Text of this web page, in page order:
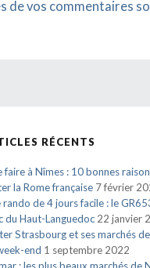
de vos commentaires
RÉCENTS
faire à Nîmes : 10 bonnes
la Rome française 7 février
rando de 4 jours facile : le
du Haut-Languedoc 22 janvier
Strasbourg et ses marchés
end 1 septembre 2022